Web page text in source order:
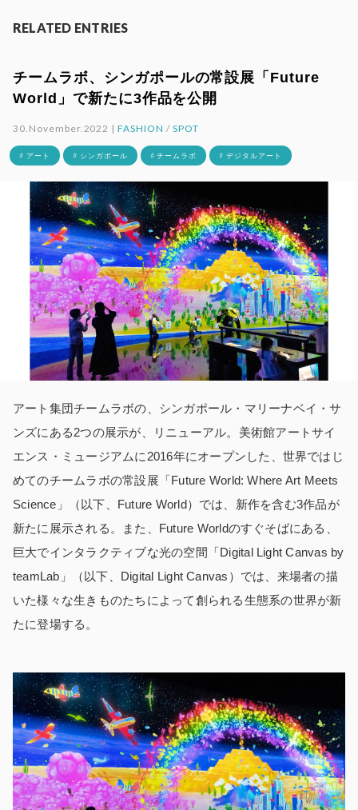
RELATED ENTRIES
チームラボ、シンガポールの常設展「Future
World」で新たに3作品を公開
30.November.2022 |FASHION / SPOT
# アート # シンガポール # チームラボ # デジタルアート
アート集団チームラボの、シンガポール・マリーナベイ・サ
ンズにある2つの展示が、リニューアル。美術館アートサイ
エンス・ミュージアムに2016年にオープンした、世界ではじ
めてのチームラボの常設展「Future World: Where Art Meets
Science」（以下、Future World）では、新作を含む3作品が
新たに展示される。また、Future Worldのすぐそばにある、
巨大でインタラクティブな光の空間「Digital Light Canvas by
teamLab」（以下、Digital Light Canvas）では、来場者の描
いた様々な生きものたちによって創られる生態系の世界が新
たに登場する。